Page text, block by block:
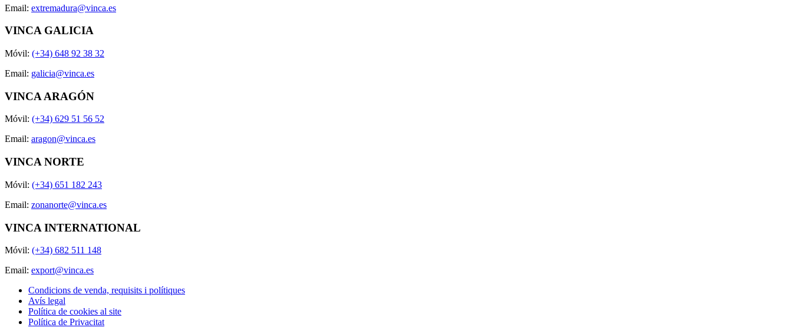
Email: extremadura@vinca.es
VINCA GALICIA
Móvil: (+34) 648 92 38 32
Email: galicia@vinca.es
VINCA ARAGÓN
Móvil: (+34) 629 51 56 52
Email: aragon@vinca.es
VINCA NORTE
Móvil: (+34) 651 182 243
Email: zonanorte@vinca.es
VINCA INTERNATIONAL
Móvil: (+34) 682 511 148
Email: export@vinca.es
Condicions de venda, requisits i polítiques
Avís legal
Política de cookies al site
Política de Privacitat